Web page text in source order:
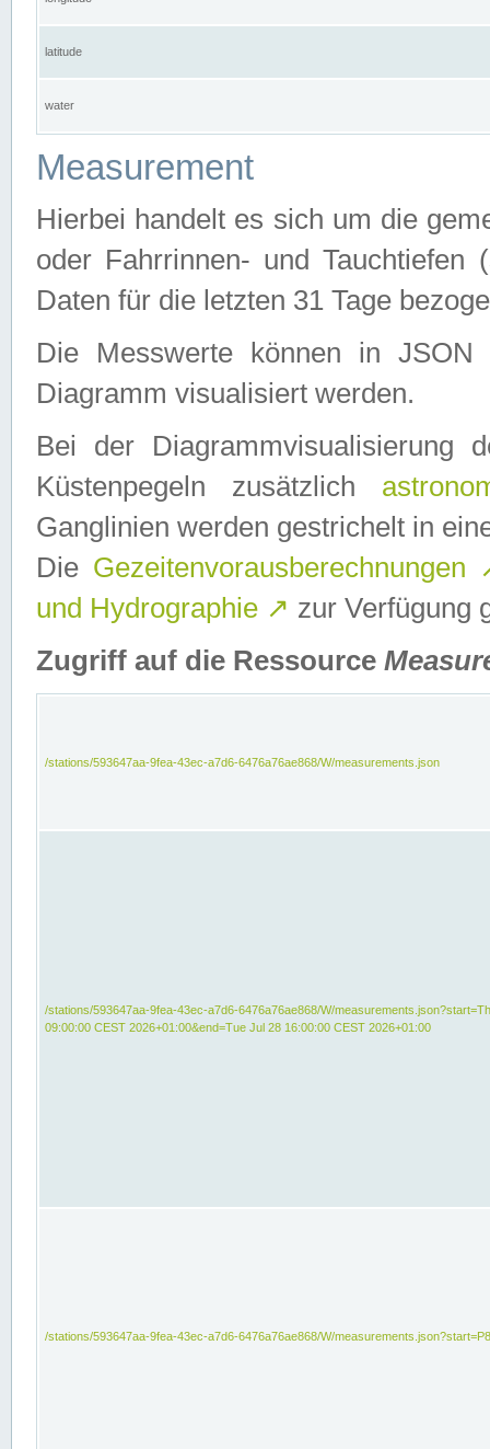
latitude
water
Measurement
Hierbei handelt es sich um die
oder Fahrrinnen- und Tauchtiefen
Daten für die letzten 31 Tage
Die Messwerte können in
Diagramm visualisiert werden.
Bei der Diagrammvisualisierung
Küstenpegeln zusätzlich
Ganglinien werden gestrichelt in
Die Gezeitenvorausberechnungen
und Hydrographie ↗ zur Verfügung
Zugriff auf die Ressource
/stations/593647aa-9fea-43ec-a7d6-6476a76ae868/W/measurements.json
/stations/593647aa-9fea-43ec-a7d6-6476a76ae868/W/
09:00:00 CEST 2026+01:00&end=Tue Jul 28 16:00:00 CEST 2026+01:00
/stations/593647aa-9fea-43ec-a7d6-6476a76ae868/W/